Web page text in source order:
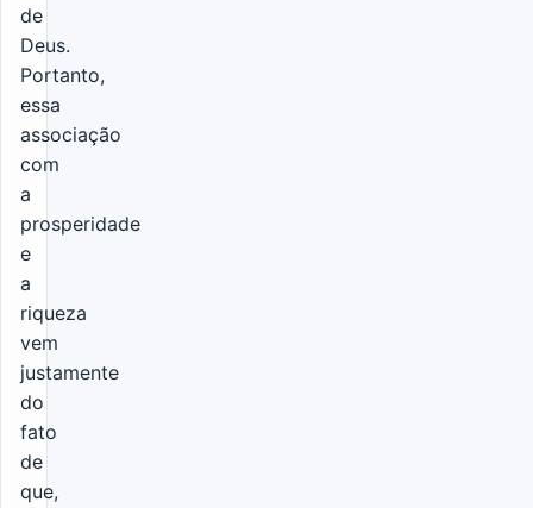
de
Deus.
Portanto,
essa
associação
com
a
prosperidade
e
a
riqueza
vem
justamente
do
fato
de
que,